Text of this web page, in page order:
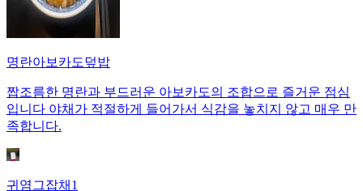
명란아보카도덮밥
짭조름한 명란과 부드러운 아보카도의 조합으로 즐거운 점심
입니다 야채가 적절하게 들어가서 식감을 놓치지 않고 매우 만
족합니다.
귀염그잡채1